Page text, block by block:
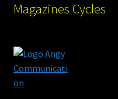
Magazines Cycles